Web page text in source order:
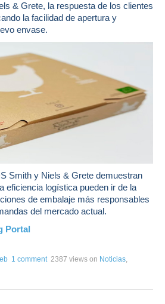
& Grete, la respuesta de los clientes
la facilidad de apertura y
envase.
Smith y Niels & Grete demuestran
eficiencia logística pueden ir de la
de embalaje más responsables
del mercado actual.
Portal
1 comment 2387 views on Noticias,